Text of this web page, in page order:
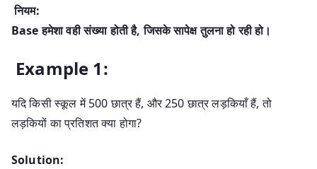
नियम:
Base हमेशा वही संख्या होती है, जिसके सापेक्ष तुलना हो रही हो।
Example 1:
यदि किसी स्कूल में 500 छात्र हैं, और 250 छात्र लड़कियाँ हैं, तो
लड़कियों का प्रतिशत क्या होगा?
Solution: